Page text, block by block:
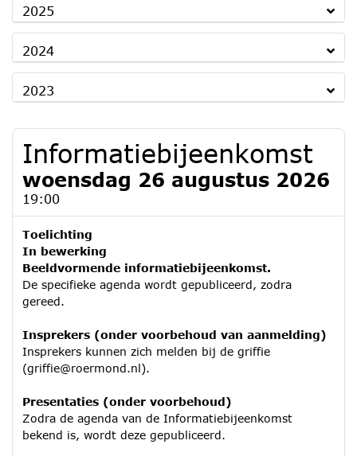
2025
2024
2023
Informatiebijeenkomst
woensdag 26 augustus 2026
19:00
Toelichting
In bewerking
Beeldvormende informatiebijeenkomst.
De specifieke agenda wordt gepubliceerd, zodra
gereed.
Insprekers (onder voorbehoud van aanmelding)
Insprekers kunnen zich melden bij de griffie
(griffie@roermond.nl).
Presentaties (onder voorbehoud)
Zodra de agenda van de Informatiebijeenkomst
bekend is, wordt deze gepubliceerd.